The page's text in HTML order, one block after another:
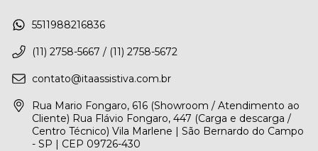
5511988216836
(11) 2758-5667 / (11) 2758-5672
contato@itaassistiva.com.br
Rua Mario Fongaro, 616 (Showroom / Atendimento ao
Cliente) Rua Flávio Fongaro, 447 (Carga e descarga /
Centro Técnico) Vila Marlene | São Bernardo do Campo
- SP | CEP 09726-430